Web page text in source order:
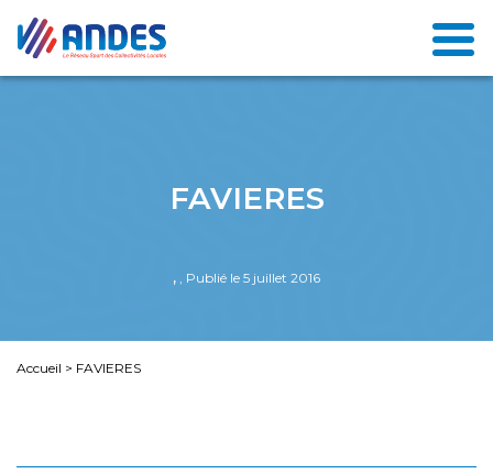
FAVIERES
, , Publié le 5 juillet 2016
Accueil > FAVIERES